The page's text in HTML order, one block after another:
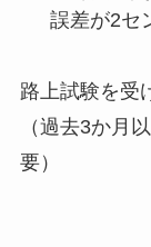
誤差が2セ
路上試験を受
（過去3か月
要）